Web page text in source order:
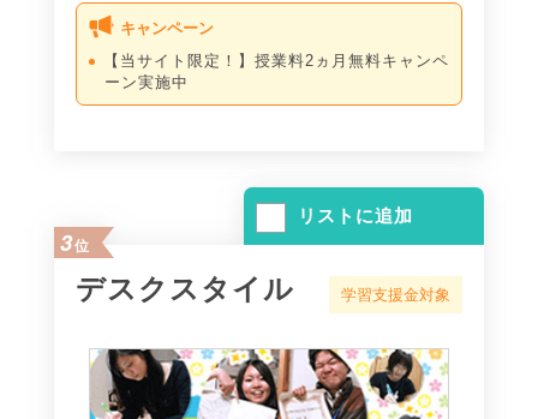
キャンペーン
【当サイト限定！】授業料2ヵ月無料キャンペ
ーン実施中
リストに追加
3位
デスクスタイル 学習支援金対象